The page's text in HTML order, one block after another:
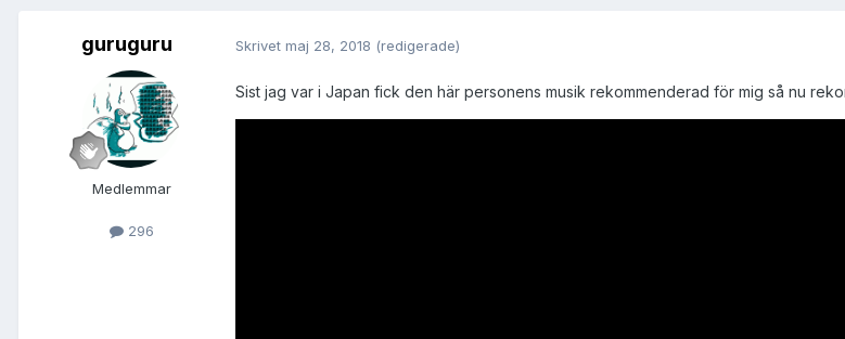
guruguru
Medlemmar
296
Skrivet maj 28, 2018 (redigerade)
Sist jag var i Japan fick den här personens musik rekommenderad för mig så nu